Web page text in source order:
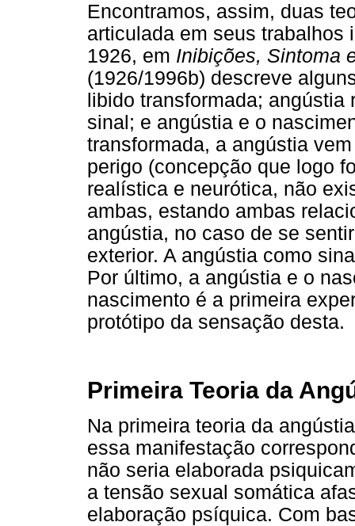
Encontramos, assim, duas
articulada em seus trabalhos
1926, em Inibições, Sintoma
(1926/1996b) descreve
libido transformada;
sinal; e angústia e o
transformada, a angústia
perigo (concepção que logo
realística e neurótica, não
ambas, estando ambas
angústia, no caso de se
exterior. A angústia como
Por último, a angústia e o
nascimento é a primeira
protótipo da sensação desta.
Primeira Teoria da
Na primeira teoria da
essa manifestação
não seria elaborada
a tensão sexual somática
elaboração psíquica. Com